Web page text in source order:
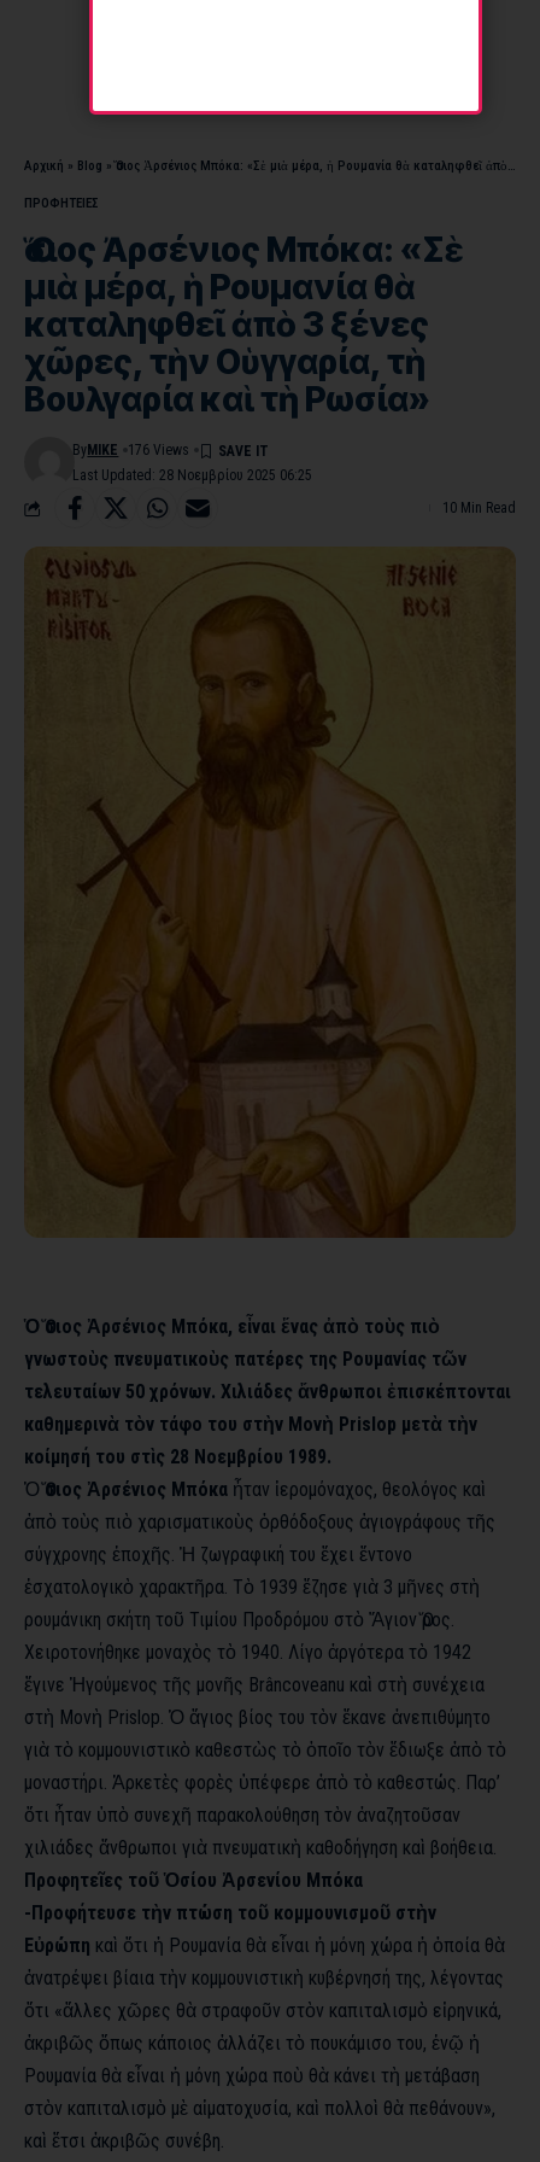
Αρχική » Blog »Ὅσιος Ἀρσένιος Μπόκα: «Σὲ μιὰ μέρα, ἡ Ρουμανία θὰ καταληφθεῖ ἀπὸ 3 ξένες χῶρες, τὴν Οὑγγαρία, τὴ Βουλγαρία καὶ τὴ Ρωσία»
ΠΡΟΦΗΤΕΙΕΣ
Ὅσιος Ἀρσένιος Μπόκα: «Σὲ
μιὰ μέρα, ἡ Ρουμανία θὰ
καταληφθεῖ ἀπὸ 3 ξένες
χῶρες, τὴν Οὑγγαρία, τὴ
Βουλγαρία καὶ τὴ Ρωσία»
Last Updated: 28 Νοεμβρίου 2025 06:25
By MIKE 176 Views
10 Min Read
Ὁ Ὅσιος Ἀρσένιος Μπόκα, εἶναι ἕνας ἀπὸ τοὺς πιὸ
γνωστοὺς πνευματικοὺς πατέρες της Ρουμανίας τῶν
τελευταίων 50 χρόνων. Χιλιάδες ἄνθρωποι ἐπισκέπτονται
καθημερινὰ τὸν τάφο του στὴν Μονὴ Prislop μετὰ τὴν
κοίμησή του στὶς 28 Νοεμβρίου 1989.
ὉὍσιος Ἀρσένιος Μπόκα ἦταν ἱερομόναχος, θεολόγος καὶ
ἀπὸ τοὺς πιὸ χαρισματικοὺς ὀρθόδοξους ἁγιογράφους τῆς
σύγχρονης ἐποχῆς. Ἡ ζωγραφική του ἔχει ἔντονο
ἐσχατολογικὸ χαρακτῆρα. Τὸ 1939 ἔζησε γιὰ 3 μῆνες στὴ
ρουμάνικη σκήτη τοῦ Τιμίου Προδρόμου στὸ Ἅγιον Ὅρος.
Χειροτονήθηκε μοναχὸς τὸ 1940. Λίγο ἀργότερα τὸ 1942
ἔγινε Ἡγούμενος τῆς μονῆς Brâncoveanu καὶ στὴ συνέχεια
στὴ Μονὴ Prislop. Ὁ ἅγιος βίος του τὸν ἔκανε ἀνεπιθύμητο
γιὰ τὸ κομμουνιστικὸ καθεστὼς τὸ ὁποῖο τὸν ἔδιωξε ἀπὸ τὸ
μοναστήρι. Ἀρκετὲς φορὲς ὑπέφερε ἀπὸ τὸ καθεστώς. Παρ’
ὅτι ἦταν ὑπὸ συνεχῆ παρακολούθηση τὸν ἀναζητοῦσαν
χιλιάδες ἄνθρωποι γιὰ πνευματικὴ καθοδήγηση καὶ βοήθεια.
Προφητεῖες τοῦ Ὁσίου Ἀρσενίου Μπόκα
-Προφήτευσε τὴν πτώση τοῦ κομμουνισμοῦ στὴν
Εὐρώπη καὶ ὅτι ἡ Ρουμανία θὰ εἶναι ἡ μόνη χώρα ἡ ὁποία θὰ
ἀνατρέψει βίαια τὴν κομμουνιστικὴ κυβέρνησή της, λέγοντας
ὅτι «ἄλλες χῶρες θὰ στραφοῦν στὸν καπιταλισμὸ εἰρηνικά,
ἀκριβῶς ὅπως κάποιος ἀλλάζει τὸ πουκάμισο του, ἐνῷ ἡ
Ρουμανία θὰ εἶναι ἡ μόνη χώρα ποὺ θὰ κάνει τὴ μετάβαση
στὸν καπιταλισμὸ μὲ αἱματοχυσία, καὶ πολλοὶ θὰ πεθάνουν»,
καὶ ἔτσι ἀκριβῶς συνέβη.